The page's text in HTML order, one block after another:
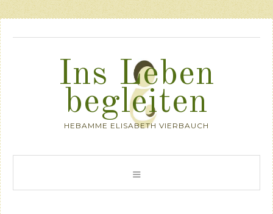
Ins Leben
begleiten
HEBAMME ELISABETH VIERBAUCH